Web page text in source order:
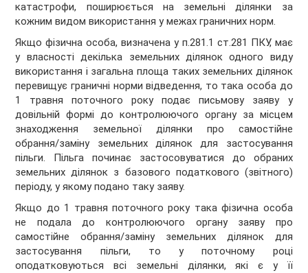
катастрофи, поширюється на земельні ділянки за
кожним видом використання у межах граничних норм.
Якщо фізична особа, визначена у п.281.1 ст.281 ПКУ, має
у власності декілька земельних ділянок одного виду
використання і загальна площа таких земельних ділянок
перевищує граничні норми відведення, то така особа до
1 травня поточного року подає письмову заяву у
довільній формі до контролюючого органу за місцем
знаходження земельної ділянки про самостійне
обрання/заміну земельних ділянок для застосування
пільги. Пільга починає застосовуватися до обраних
земельних ділянок з базового податкового (звітного)
періоду, у якому подано таку заяву.
Якщо до 1 травня поточного року така фізична особа
не подала до контролюючого органу заяву про
самостійне обрання/заміну земельних ділянок для
застосування пільги, то у поточному році
оподатковуються всі земельні ділянки, які є у її